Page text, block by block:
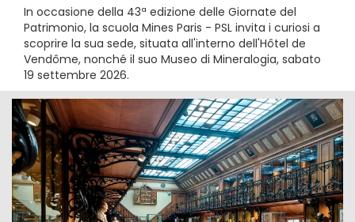
In occasione della 43ª edizione delle Giornate del
Patrimonio, la scuola Mines Paris - PSL invita i curiosi a
scoprire la sua sede, situata all'interno dell'Hôtel de
Vendôme, nonché il suo Museo di Mineralogia, sabato
19 settembre 2026.